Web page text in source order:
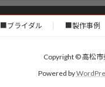
■ブライダル ■製作事例
Copyright © 高松
Powered by